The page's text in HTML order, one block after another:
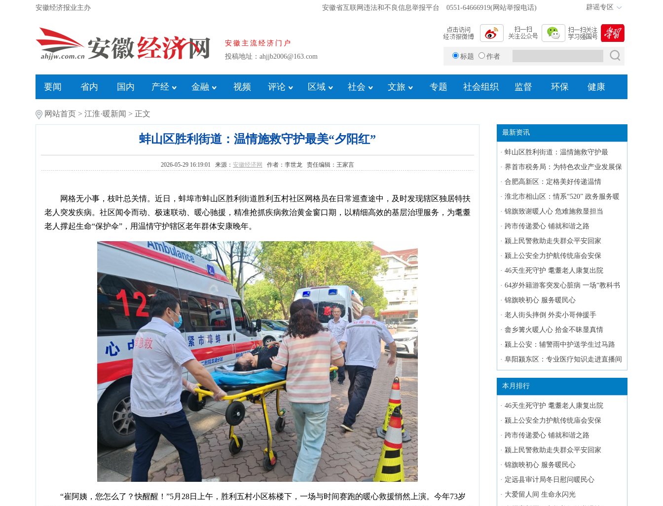
安徽经济报业主办 安徽省互联网违法和不良信息举报平台 0551-64666919(网站举报电话) 辟谣专区
安徽主流经济门户
投稿地址：ahjjb2006@163.com
标题 作者
要闻 省内 国内 产经 金融 视频 评论 区域 社会 文旅 专题 社会组织 监督 环保 健康
网站首页 > 江淮·暖新闻 > 正文
蚌山区胜利街道：温情施救守护最美“夕阳红”
2026-05-29 16:19:01 来源： 安徽经济网 作者：李世龙 责任编辑：王家言
网格无小事，枝叶总关情。近日，蚌埠市蚌山区胜利街道胜利五村社区网格员在日常巡查途中，及时发现辖区独居特扶
老人突发疾病。社区闻令而动、极速联动、暖心驰援，精准抢抓疾病救治黄金窗口期，以精细高效的基层治理服务，为耄耋
老人撑起生命“保护伞”，用温情守护辖区老年群体安康晚年。
“崔阿姨，您怎么了？快醒醒！”5月28日上午，胜利五村小区栋楼下，一场与时间赛跑的暖心救援悄然上演。今年73岁
最新资讯
· 蚌山区胜利街道：温情施救守护最
美“夕阳红”
· 界首市税务局：为特色农业产业发展保
驾护航
· 合肥高新区：定格美好传递温情
· 淮北市相山区：情系“520” 政务服务暖
人心
· 锦旗致谢暖人心 危难施救显担当
· 跨市传递爱心 铺就和谐之路
· 颍上民警救助走失群众平安回家
· 颍上公安全力护航传统庙会安保
· 46天生死守护 耄耋老人康复出院
· 64岁外籍游客突发心脏病 一场“教科书
式”救援在黄山上演
· 锦旗映初心 服务暖民心
· 老人街头摔倒 外卖小哥伸援手
· 畲乡篝火暖人心 拾金不昧显真情
· 颍上公安：辅警雨中护送学生过马路
· 阜阳颍东区：专业医疗知识走进直播间
本月排行
· 46天生死守护 耄耋老人康复出院
· 颍上公安全力护航传统庙会安保
· 跨市传递爱心 铺就和谐之路
· 颍上民警救助走失群众平安回家
· 锦旗映初心 服务暖民心
· 定远县审计局冬日慰问暖民心
· 大爱留人间 生命永闪光